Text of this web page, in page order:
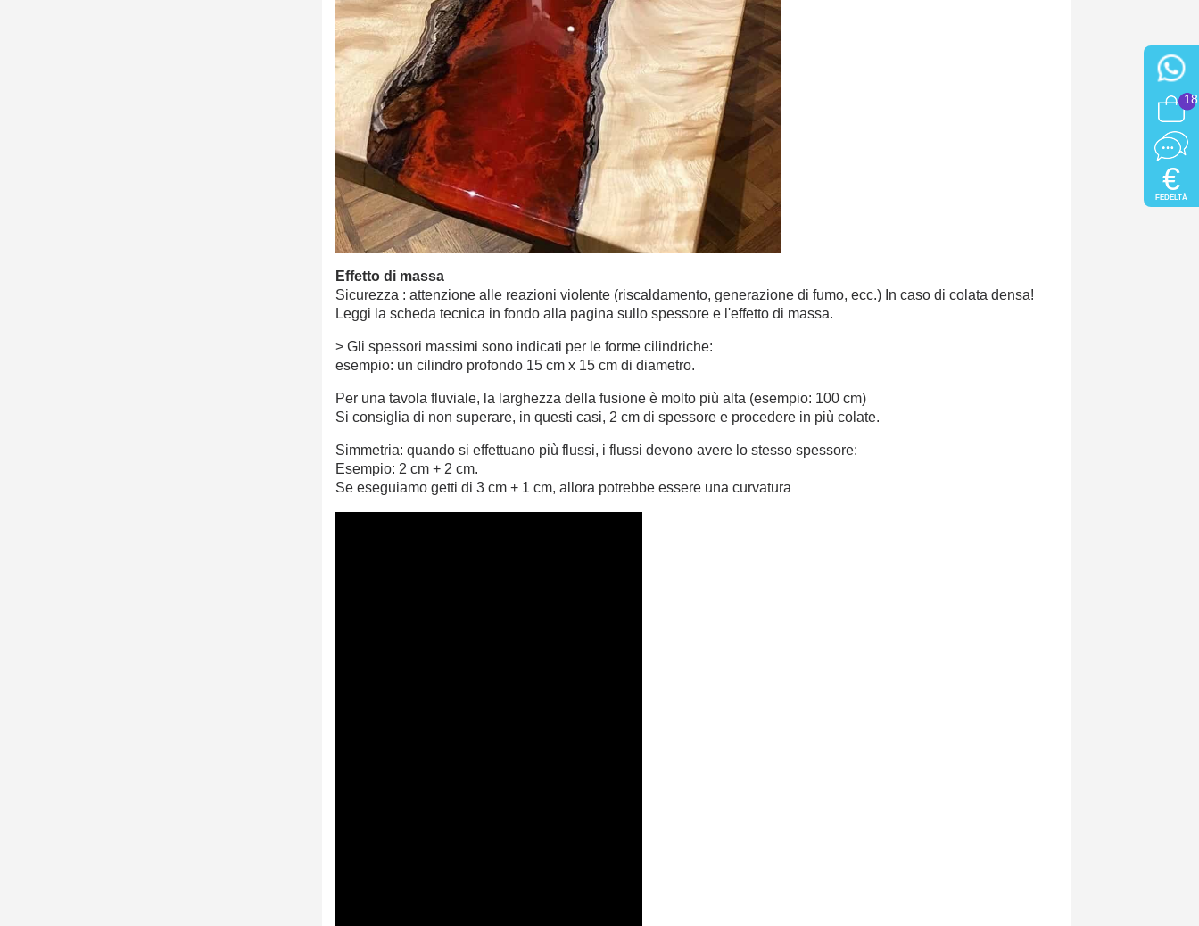
Effetto di massa
Sicurezza : attenzione alle reazioni violente (riscaldamento, generazione di fumo, ecc.) In caso di colata densa!
Leggi la scheda tecnica in fondo alla pagina sullo spessore e l'effetto di massa.
> Gli spessori massimi sono indicati per le forme cilindriche:
esempio: un cilindro profondo 15 cm x 15 cm di diametro.
Per una tavola fluviale, la larghezza della fusione è molto più alta (esempio: 100 cm)
Si consiglia di non superare, in questi casi, 2 cm di spessore e procedere in più colate.
Simmetria: quando si effettuano più flussi, i flussi devono avere lo stesso spessore:
Esempio: 2 cm + 2 cm.
Se eseguiamo getti di 3 cm + 1 cm, allora potrebbe essere una curvatura
18
€
FEDELTÀ